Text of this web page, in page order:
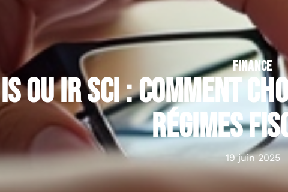
FINANCE
IS ou IR SCI : Comment
régimes
19 juin 2025